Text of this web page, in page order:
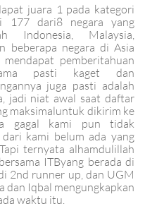
juara 1 pada kategori
177 dari8 negara yang
Indonesia, Malaysia,
beberapa negara di Asia
mendapat pemberitahuan
pasti kaget dan
juga pasti adalah
jadi niat awal saat daftar
maksimaluntuk dikirim ke
gagal kami pun tidak
dari kami belum ada yang
ternyata alhamdulillah
ITByang berada di
2nd runner up, dan UGM
dan Iqbal mengungkapkan
waktu itu.